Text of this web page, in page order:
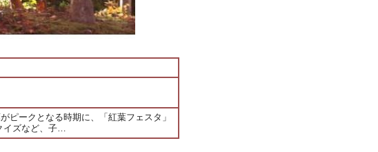
ピークとなる時期に、「紅葉フェスタ」
イズなど、子…